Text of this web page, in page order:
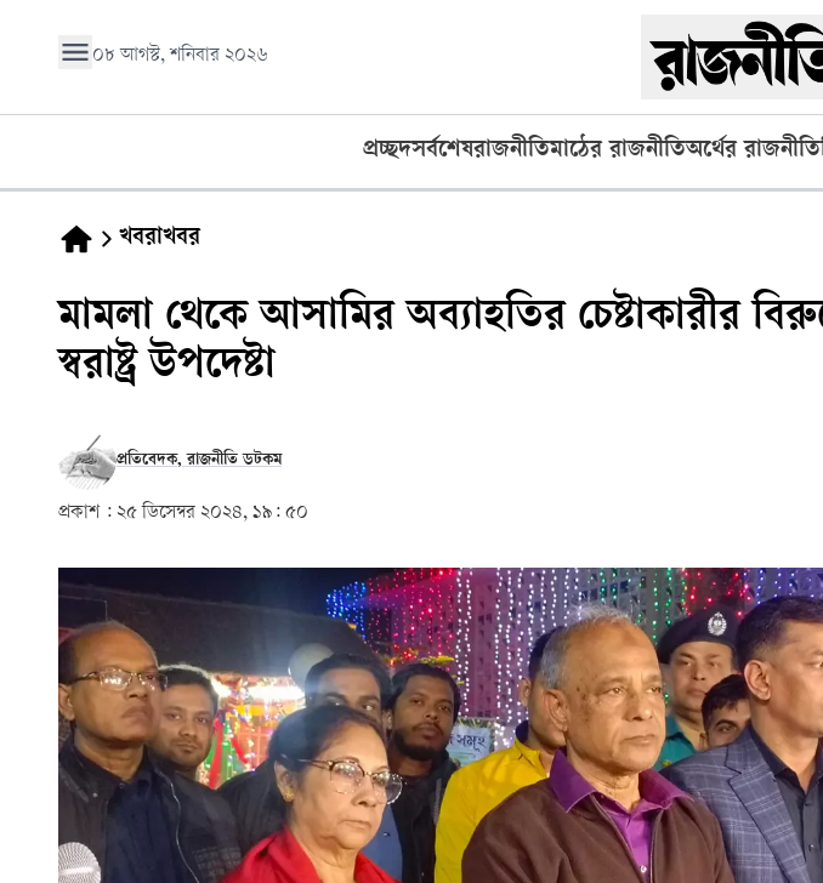
০৮ আগস্ট, শনিবার ২০২৬
প্রচ্ছদসর্বশেষরাজনীতিমাঠের রাজনীতিঅর্থের রাজনীতি
খবরাখবর
মামলা থেকে আসামির অব্যাহতির চেষ্টাকারীর
স্বরাষ্ট্র উপদেষ্টা
প্রতিবেদক, রাজনীতি ডটকম
প্রকাশ : ২৫ ডিসেম্বর ২০২৪, ১৯: ৫০